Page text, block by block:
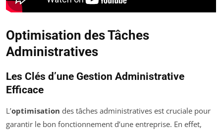
Optimisation des Tâches
Administratives
Les Clés d’une Gestion Administrative
Efficace
L’optimisation des tâches administratives est cruciale pour
garantir le bon fonctionnement d’une entreprise. En effet,